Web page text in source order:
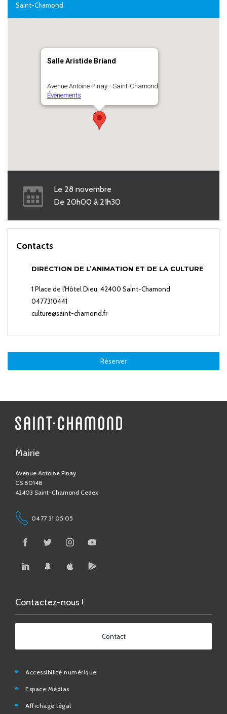
Saint-Chamond
Salle Aristide Briand
Avenue Antoine Pinay - Saint-Chamond
Évènements
Le 28 novembre
De 20h00 à 21h30
Contacts
DIRECTION DE L’ANIMATION ET DE LA CULTURE
1 Place de l'Hôtel Dieu, 42400 Saint-Chamond
0477310441
culture@saint-chamond.fr
Réserver
Mairie
Avenue Antoine Pinay
CS 80148
42403 Saint-Chamond Cedex
04 77 31 05 05
Contactez-nous !
Contact
Accessibilité numérique
Espace Médias
Affichage légal